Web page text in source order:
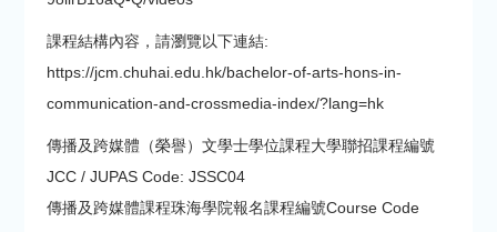
課程結構內容，請瀏覽以下連結:
https://jcm.chuhai.edu.hk/bachelor-of-arts-hons-in-
communication-and-crossmedia-index/?lang=hk
傳播及跨媒體（榮譽）文學士學位課程大學聯招課程編號
JCC / JUPAS Code: JSSC04
傳播及跨媒體課程珠海學院報名課程編號Course Code